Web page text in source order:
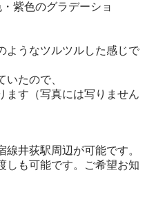
紫色のグラデーショ
ようなツルツルした感じで
たので、
ます（写真には写りません
井荻駅周辺が可能です。
しも可能です。ご希望お知